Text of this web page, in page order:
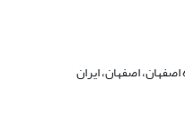
اصفهان، ایران